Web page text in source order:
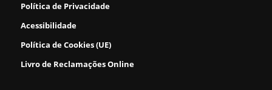
Política de Privacidade
Acessibilidade
Política de Cookies (UE)
Livro de Reclamações Online